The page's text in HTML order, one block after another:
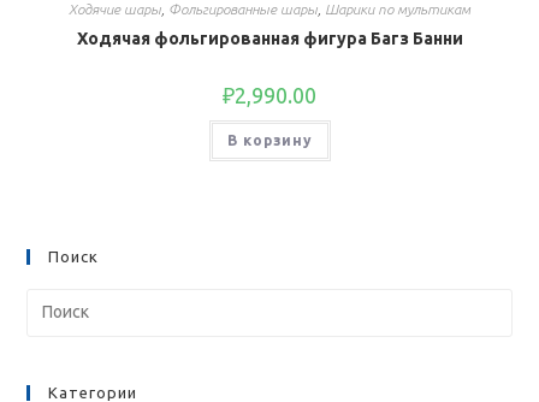
Ходячие шары Фольгированные шары Шарики по мультикам
Ходячая фольгированная фигура Багз Банни
₽2,990.00
В корзину
Поиск
Категории